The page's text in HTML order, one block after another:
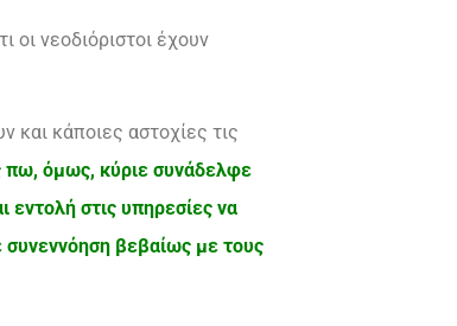
νεοδιόριστοι έχουν
κάποιες αστοχίες τις
πω, όμως, κύριε συνάδελφε
εντολή στις υπηρεσίες να
συνεννόηση βεβαίως με τους